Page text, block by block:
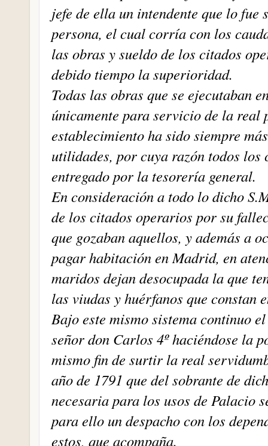
jefe de ella un intendente que lo fue
persona, el cual corría con los
las obras y sueldo de los citados
debido tiempo la superioridad.
Todas las obras que se ejecutaban
únicamente para servicio de la real
establecimiento ha sido siempre
utilidades, por cuya razón todos los
entregado por la tesorería general.
En consideración a todo lo dicho
de los citados operarios por su
que gozaban aquellos, y además a
pagar habitación en Madrid, en
maridos dejan desocupada la que
las viudas y huérfanos que constan
Bajo este mismo sistema continuo
señor don Carlos 4º haciéndose la
mismo fin de surtir la real
año de 1791 que del sobrante de
necesaria para los usos de Palacio
para ello un despacho con los
estos, que acompaña.